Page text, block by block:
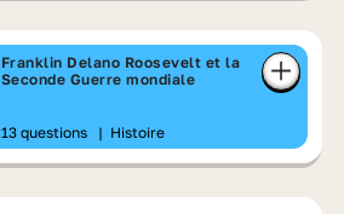
Franklin Delano Roosevelt et la
Seconde Guerre mondiale
13 questions | Histoire